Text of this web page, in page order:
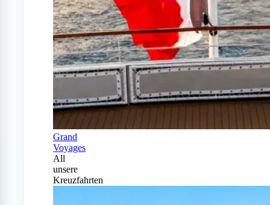
Grand
Voyages
All
unsere
Kreuzfahrten